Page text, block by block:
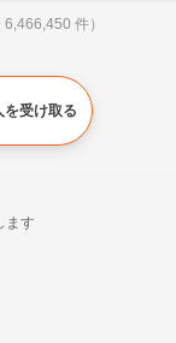
件）
を受け取る
ます